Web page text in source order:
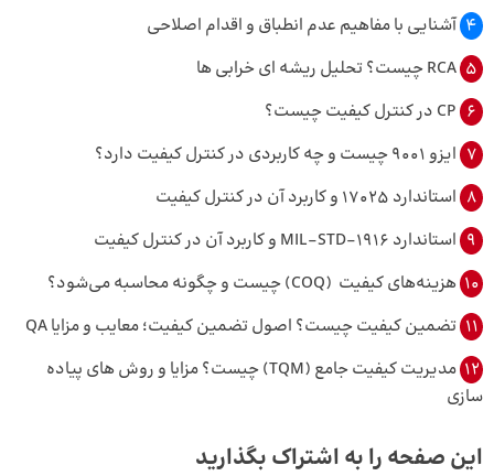
4 آشنایی با مفاهیم عدم انطباق و اقدام اصلاحی
5
6
7 ایزو 9001 چیست و چه کاربردی در کنترل کیفیت دارد؟
8 استاندارد 17025 و کاربرد آن در کنترل کیفیت
9 استاندارد MIL-STD-1916 و کاربرد آن در کنترل کیفیت
10 هزینه‌های کیفیت (COQ) چیست و چگونه محاسبه می‌شود؟
11 تضمین کیفیت چیست؟ اصول تضمین کیفیت؛ معایب و مزایا QA
12
مدیریت کیفیت جامع (TQM) چیست؟ مزایا و روش های پیاده
سازی
این صفحه را به اشتراک بگذارید